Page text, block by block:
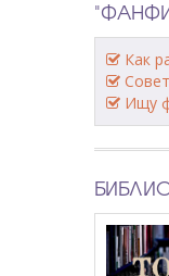
Как
Ищу